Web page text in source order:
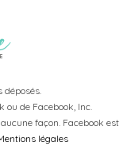
ou de Facebook, Inc.
façon. Facebook est
légales